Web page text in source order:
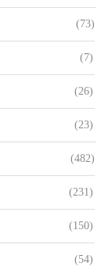
(73)
(7)
(26)
(23)
(482)
(231)
(150)
(54)